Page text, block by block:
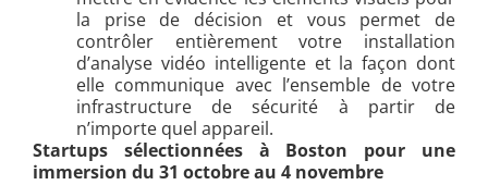
la prise de décision et vous permet de
contrôler entièrement votre installation
d’analyse vidéo intelligente et la façon dont
elle communique avec l’ensemble de votre
infrastructure de sécurité à partir de
n’importe quel appareil.
Startups sélectionnées à Boston pour une
immersion du 31 octobre au 4 novembre